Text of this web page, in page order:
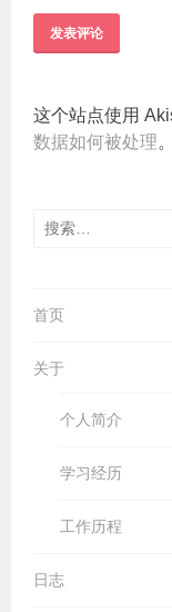
这个站点使用
数据如何被处理。
搜
首页
关于
个人简介
学习经历
工作历程
日志